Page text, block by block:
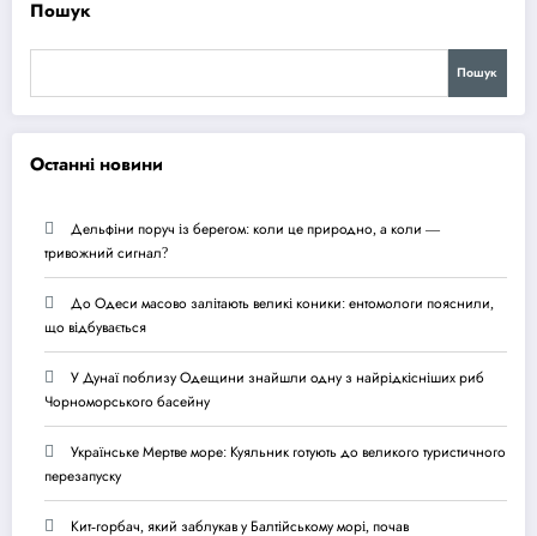
Пошук
Пошук
Останні новини
Дельфіни поруч із берегом: коли це природно, а коли —
тривожний сигнал?
До Одеси масово залітають великі коники: ентомологи пояснили,
що відбувається
У Дунаї поблизу Одещини знайшли одну з найрідкісніших риб
Чорноморського басейну
Українське Мертве море: Куяльник готують до великого туристичного
перезапуску
Кит-горбач, який заблукав у Балтійському морі, почав